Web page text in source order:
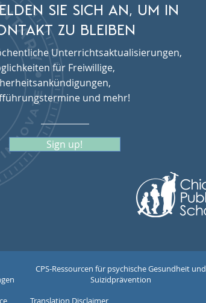
CPS-Ressourcen für psychische Gesundheit und
Suizidprävention
Translation Disclaimer
SIE SICH AN, UM IN
ZU BLEIBEN
Unterrichtsaktualisierungen,
für Freiwillige,
und mehr!
Sign up!